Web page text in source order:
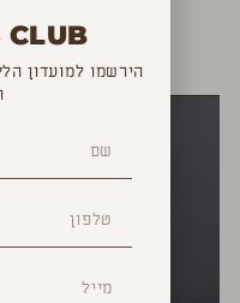
LIKE
CLUB
הירשמו למועדון